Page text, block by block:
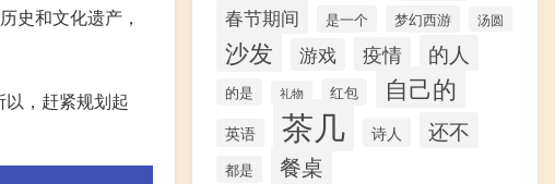
史和文化遗产，
，赶紧规划起
春节期间 是一个 梦幻西游 汤圆
沙发 游戏 疫情 的人
的是 礼物 红包 自己的
英语 茶几 诗人 还不
都是 餐桌